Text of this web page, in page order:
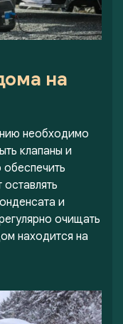
на
необходимо
клапаны и
и
очищать
находится на